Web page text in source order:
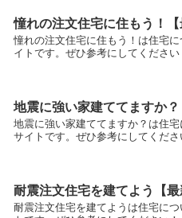
憧れの注文住宅に住もう！【
憧れの注文住宅に住もう！は住宅
イトです。ぜひ参考にしてくださ
地震に強い家建ててますか？
地震に強い家建ててますか？は住
サイトです。ぜひ参考にしてくだ
耐震注文住宅を建てよう【最
耐震注文住宅を建てようは住宅に